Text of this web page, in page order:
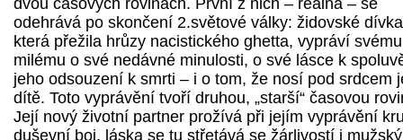
odehrává po skončení 2.světové války: židovské
která přežila hrůzy nacistického ghetta, vypráví svému
milému o své nedávné minulosti, o své lásce k
jeho odsouzení k smrti – i o tom, že nosí pod srdcem
dítě. Toto vyprávění tvoří druhou, „starší“ časovou
Její nový životní partner prožívá při jejím vyprávění
duševní boj, láska se tu střetává se žárlivostí i